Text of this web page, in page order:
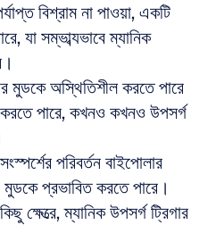
বিশ্রাম না পাওয়া, একটি
যা সম্ভাব্যভাবে ম্যানিক
মুডকে অস্থিতিশীল করতে পারে
করতে পারে, কখনও কখনও উপসর্গ
পরিবর্তন বাইপোলার
মুডকে প্রভাবিত করতে পারে।
ক্ষেত্রে, ম্যানিক উপসর্গ ট্রিগার